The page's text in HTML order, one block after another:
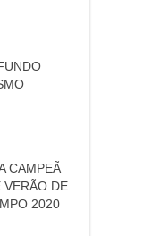
CAMPEÃ
VERÃO DE
2020